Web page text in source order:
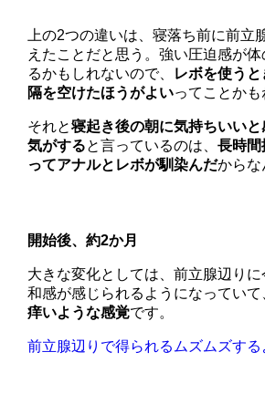
上の2つの違いは、寝落ち前に前立
えたことだと思う。強い圧迫感が
るかもしれないので、 レボを使う
隔を空けたほうがよいってことかも
それと寝起き後の朝に気持ちいい
気がすると言っているのは、長時間
ってアナルとレボが馴染んだからな
開始後、約2か月
大きな変化としては、前立腺辺り
和感が感じられるようになってい
痒いような感覚です。
前立腺辺りで得られるムズムズする